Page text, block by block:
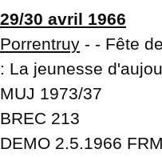
29/30 avril 1966
Porrentruy - - Fête
: La jeunesse
MUJ 1973/37
BREC 213
DEMO 2.5.1966